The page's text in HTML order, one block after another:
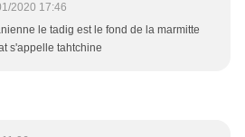
2020 17:46
le tadig est le fond de la marmitte
s'appelle tahtchine